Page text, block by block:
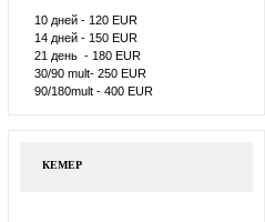
10 дней - 120 ЕUR
14 дней - 150 ЕUR
21 день - 180 ЕUR
30/90 mult- 250 ЕUR
90/180mult - 400 ЕUR
КЕМЕР